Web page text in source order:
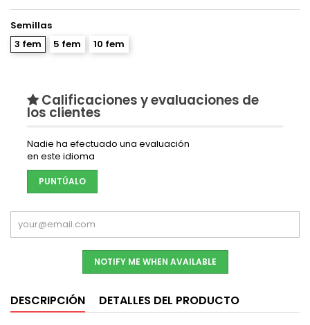
Semillas
3 fem
5 fem 10 fem
Calificaciones y evaluaciones de
los clientes
Nadie ha efectuado una evaluación
en este idioma
PUNTÚALO
NOTIFY ME WHEN AVAILABLE
DESCRIPCIÓN DETALLES DEL PRODUCTO